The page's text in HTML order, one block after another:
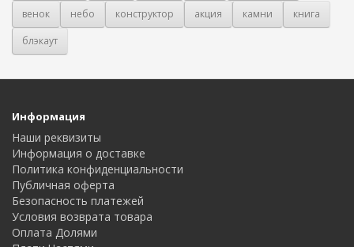
венок
небо конструктор акция камни
книга
блэкаут
Информация
Наши реквизиты
Информация о доставке
Политика конфиденциальности
Публичная оферта
Безопасность платежей
Условия возврата товара
Оплата Долями